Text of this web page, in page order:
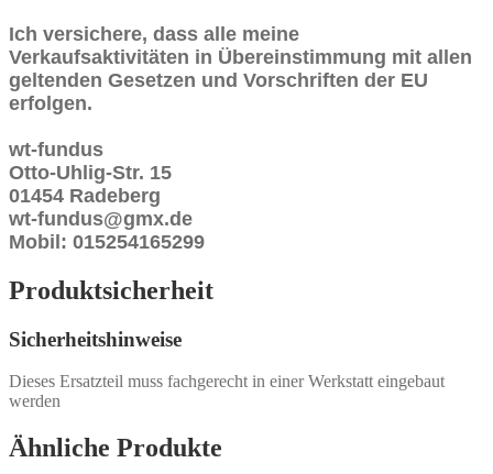
Ich versichere, dass alle meine
Verkaufsaktivitäten in Übereinstimmung mit allen
geltenden Gesetzen und Vorschriften der EU
erfolgen.
wt-fundus
Otto-Uhlig-Str. 15
01454 Radeberg
wt-fundus@gmx.de
Mobil: 015254165299
Produktsicherheit
Sicherheitshinweise
Dieses Ersatzteil muss fachgerecht in einer Werkstatt eingebaut
werden
Ähnliche Produkte